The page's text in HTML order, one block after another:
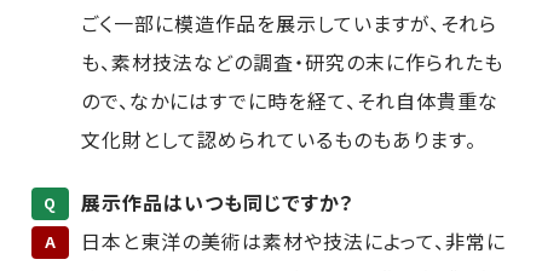
ごく一部に模造作品を展示していますが、それら
も、素材技法などの調査・研究の末に作られたも
ので、なかにはすでに時を経て、それ自体貴重な
文化財として認められているものもあります。
Q 展示作品はいつも同じですか？
A
日本と東洋の美術は素材や技法によって、非常に